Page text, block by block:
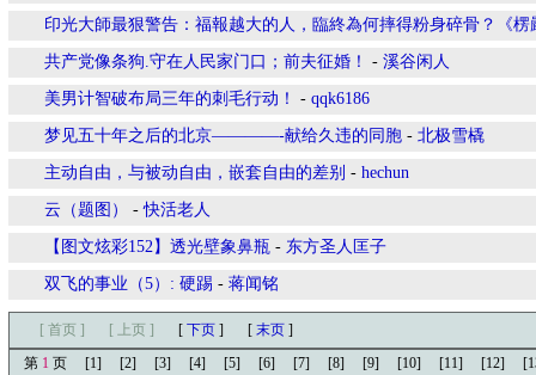
印光大師最狠警告：福報越大的人，臨終為何摔得粉身碎骨？《楞
共产党像条狗.守在人民家门口；前夫征婚！ - 溪谷闲人
美男计智破布局三年的刺毛行动！ - qqk6186
梦见五十年之后的北京————-献给久违的同胞 - 北极雪橇
主动自由，与被动自由，嵌套自由的差别 - hechun
云（题图） -快活老人
【图文炫彩152】透光壁象鼻瓶 - 东方圣人匡子
双飞的事业（5）: 硬踢 - 蒋闻铭
[ 首页 ] [ 上页 ] [ 下页 ] [ 末页 ]
第 1 页 [1] [2] [3] [4] [5] [6] [7] [8] [9] [10] [11] [12]